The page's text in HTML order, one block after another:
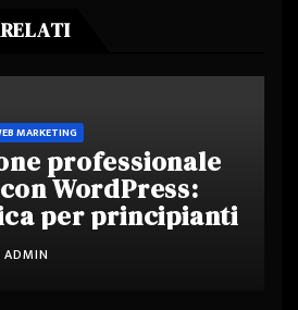
MARKETING
professionale
WordPress:
per principianti
ADMIN